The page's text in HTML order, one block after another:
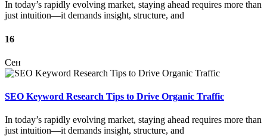
In today’s rapidly evolving market, staying ahead requires more than
just intuition—it demands insight, structure, and
16
Сен
SEO Keyword Research Tips to Drive Organic Traffic
In today’s rapidly evolving market, staying ahead requires more than
just intuition—it demands insight, structure, and